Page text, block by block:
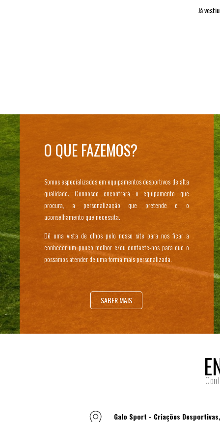
Já
O QUE FAZEMOS?
Somos especializados em equipamentos desportivos de alta
qualidade. Connosco encontrará o equipamento que
procura, a personalização que pretende e o
aconselhamento que necessita.
Dê uma vista de olhos pelo nosso site para nos ficar a
conhecer um pouco melhor e/ou contacte-nos para que o
possamos atender de uma forma mais personalizada.
SABER MAIS
Galo Sport - Criações